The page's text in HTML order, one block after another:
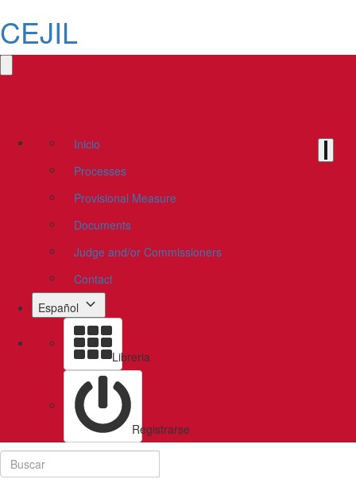
CEJIL
Inicio
Processes
Provisional Measure
Documents
Judge and/or Commissioners
Contact
Español
Libreria
Registrarse